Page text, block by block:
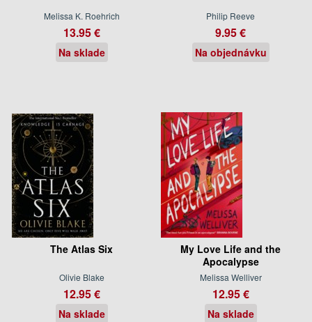
Melissa K. Roehrich
13.95 €
Na sklade
Philip Reeve
9.95 €
Na objednávku
The Atlas Six
Olivie Blake
12.95 €
Na sklade
My Love Life and the
Apocalypse
Melissa Welliver
12.95 €
Na sklade